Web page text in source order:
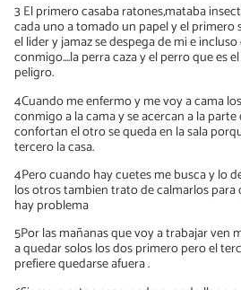
3 El primero casaba ratones,mataba
cada uno a tomado un papel y el
el lider y jamaz se despega de mi e
conmigo....la perra caza y el perro que es
peligro.
4Cuando me enfermo y me voy a cama
conmigo a la cama y se acercan a la
confortan el otro se queda en la sala
tercero la casa.
4Pero cuando hay cuetes me busca y lo
los otros tambien trato de calmarlos
hay problema
5Por las mañanas que voy a trabajar ven
a quedar solos los dos primero pero el
prefiere quedarse afuera .